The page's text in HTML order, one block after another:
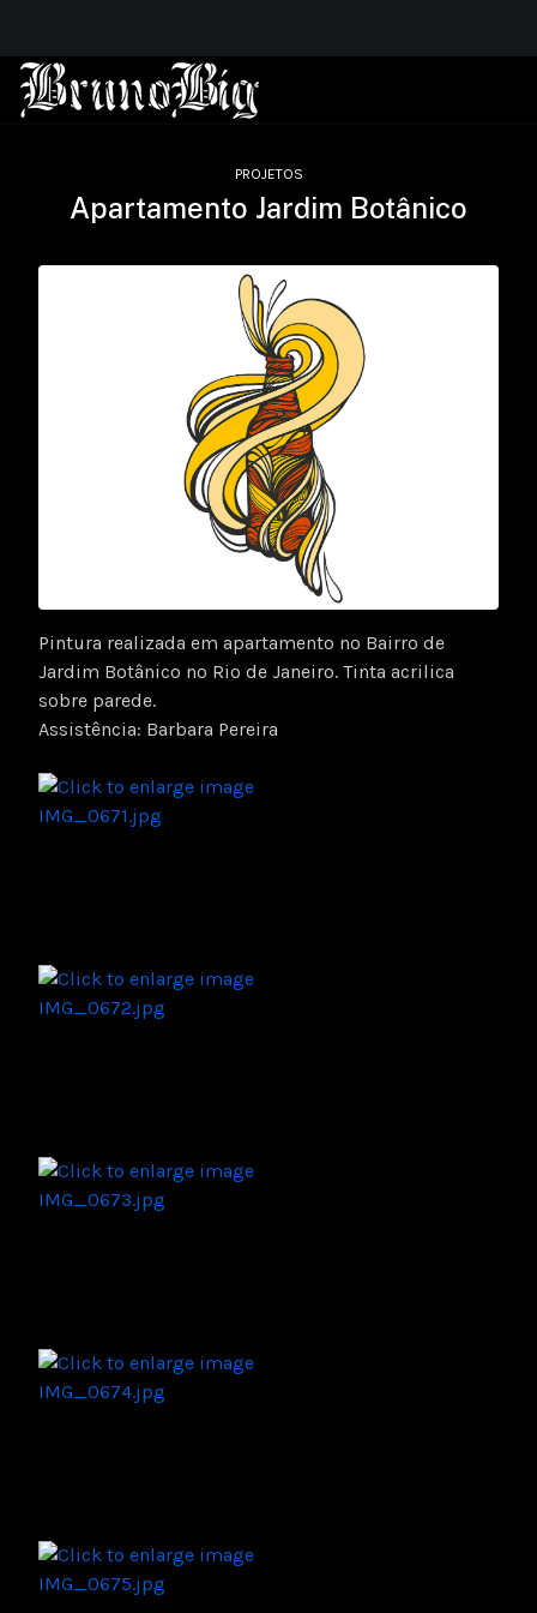
PROJETOS
Apartamento Jardim Botânico
Pintura realizada em apartamento no Bairro de
Jardim Botânico no Rio de Janeiro. Tinta acrilica
sobre parede.
Assistência: Barbara Pereira